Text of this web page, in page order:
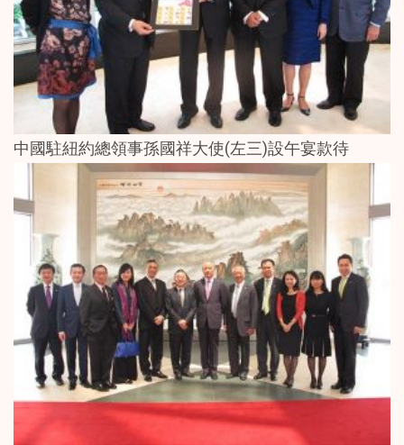
中國駐紐約總領事孫國祥大使(左三)設午宴款待